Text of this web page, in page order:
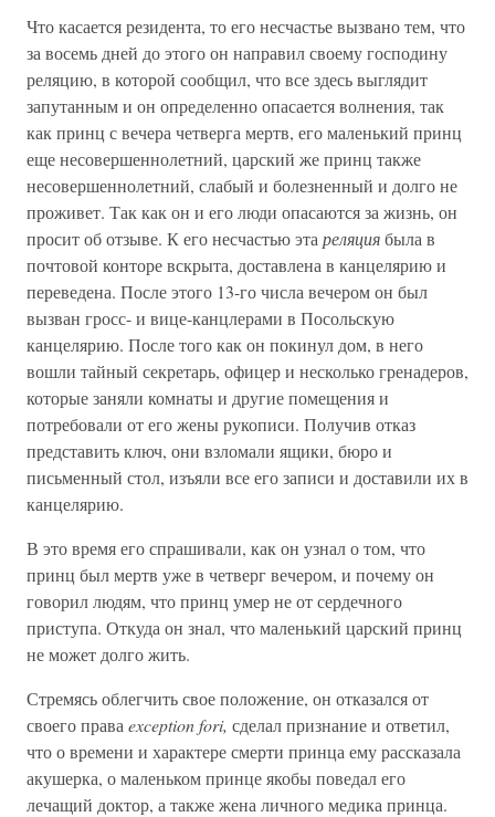
Что касается резидента, то его несчастье вызвано тем, что
за восемь дней до этого он направил своему господину
реляцию, в которой сообщил, что все здесь выглядит
запутанным и он определенно опасается волнения, так
как принц с вечера четверга мертв, его маленький принц
еще несовершеннолетний, царский же принц также
несовершеннолетний, слабый и болезненный и долго не
проживет. Так как он и его люди опасаются за жизнь, он
просит об отзыве. К его несчастью эта реляциябыла в
почтовой конторе вскрыта, доставлена в канцелярию и
переведена. После этого 13-го числа вечером он был
вызван гросс- и вице-канцлерами в Посольскую
канцелярию. После того как он покинул дом, в него
вошли тайный секретарь, офицер и несколько гренадеров,
которые заняли комнаты и другие помещения и
потребовали от его жены рукописи. Получив отказ
представить ключ, они взломали ящики, бюро и
письменный стол, изъяли все его записи и доставили их в
канцелярию.
В это время его спрашивали, как он узнал о том, что
принц был мертв уже в четверг вечером, и почему он
говорил людям, что принц умер не от сердечного
приступа. Откуда он знал, что маленький царский принц
не может долго жить.
Стремясь облегчить свое положение, он отказался от
своего права exception fori, сделал признание и ответил,
что о времени и характере смерти принца ему рассказала
акушерка, о маленьком принце якобы поведал его
лечащий доктор, а также жена личного медика принца.